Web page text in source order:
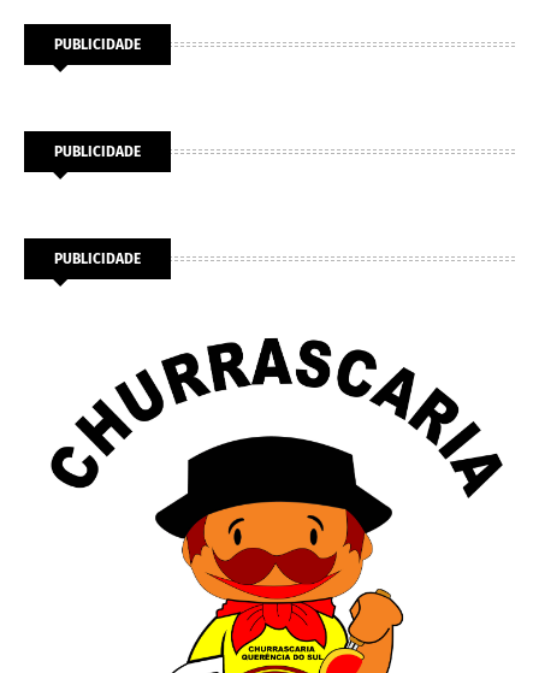
PUBLICIDADE
PUBLICIDADE
PUBLICIDADE